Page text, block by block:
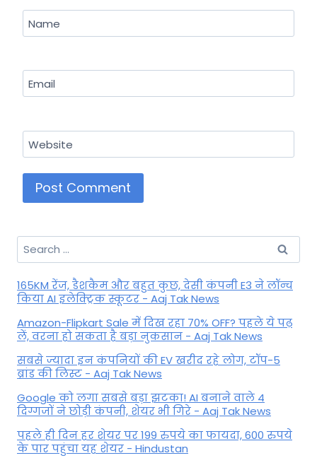
Name
Email
Website
Search
for:
165KM रेंज, डैशकैम और बहुत कुछ, देसी कंपनी E3 ने लॉन्च
किया AI इलेक्ट्रिक स्कूटर - Aaj Tak News
Amazon-Flipkart Sale में दिख रहा 70% OFF? पहले ये पढ़
लें, वरना हो सकता है बड़ा नुकसान - Aaj Tak News
सबसे ज्यादा इन कंपनियों की EV खरीद रहे लोग, टॉप-5
ब्रांड की लिस्ट - Aaj Tak News
Google को लगा सबसे बड़ा झटका! AI बनाने वाले 4
दिग्गजों ने छोड़ी कंपनी, शेयर भी गिरे - Aaj Tak News
पहले ही दिन हर शेयर पर 199 रुपये का फायदा, 600 रुपये
के पार पहुंचा यह शेयर - Hindustan